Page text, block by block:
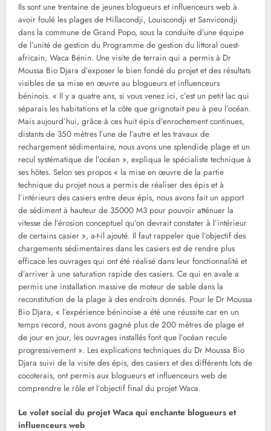
Ils sont une trentaine de jeunes blogueurs et influenceurs web à
avoir foulé les plages de Hillacondji, Louiscondji et Sanvicondji
dans la commune de Grand Popo, sous la conduite d’une équipe
de l’unité de gestion du Programme de gestion du littoral ouest-
africain, Waca Bénin. Une visite de terrain qui a permis à Dr
Moussa Bio Djara d’exposer le bien fondé du projet et des résultats
visibles de sa mise en œuvre au blogueurs et influenceurs
béninois. « Il y a quatre ans, si vous venez ici, c’est un petit lac qui
séparais les habitations et la côte que grignotait peu à peu l’océan.
Mais aujourd’hui, grâce à ces huit épis d’enrochement continues,
distants de 350 mètres l’une de l’autre et les travaux de
rechargement sédimentaire, nous avons une splendide plage et un
recul systématique de l’océan », expliqua le spécialiste technique à
ses hôtes. Selon ses propos « la mise en œuvre de la partie
technique du projet nous a permis de réaliser des épis et à
l’intérieurs des casiers entre deux épis, nous avons fait un apport
de sédiment à hauteur de 35000 M3 pour pouvoir atténuer la
vitesse de l’érosion conceptuel qu’on devrait constater à l’intérieur
de certains casier », a-t-il ajouté. Il faut rappeler que l’objectif des
chargements sédimentaires dans les casiers est de rendre plus
efficace les ouvrages qui ont été réalisé dans leur fonctionnalité et
d’arriver à une saturation rapide des casiers. Ce qui en avale a
permis une installation massive de moteur de sable dans la
reconstitution de la plage à des endroits donnés. Pour le Dr Moussa
Bio Djara, « l’expérience béninoise a été une réussite car en un
temps record, nous avons gagné plus de 200 mètres de plage et
de jour en jour, les ouvrages installés font que l’océan recule
progressivement ». Les explications techniques du Dr Moussa Bio
Djara suivi de la visite des épis, des casiers et des différents lots de
cocoterais, ont permis aux blogueurs et influenceurs web de
comprendre le rôle et l’objectif final du projet Waca.
Le volet social du projet Waca qui enchante blogueurs et
influenceurs web